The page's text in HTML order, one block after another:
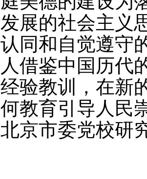
发展的社会主义
认同和自觉遵守
人借鉴中国历代
经验教训， 在新
何教育引导人民
北京市委党校研